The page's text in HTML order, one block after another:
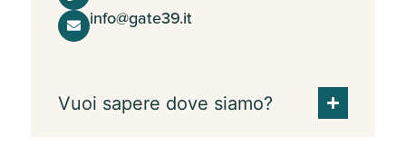
info@gate39.it
Vuoi sapere dove siamo?